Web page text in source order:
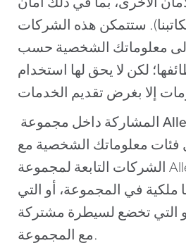
الأخرى، بما في ذلك أمان
ستتمكن هذه الشركات
معلوماتك الشخصية حسب
لكن لا يحق لها استخدام
معلوماتك الشخصية مع
الشركات التابعة لمجموعة Allegis Group؛ وهي
ملكية في المجموعة، أو التي
التي تخضع لسيطرة مشتركة
مع المجموعة.